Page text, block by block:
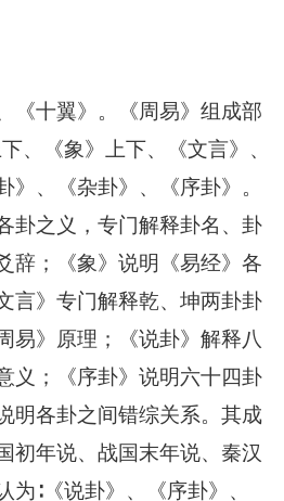
十翼》。《周易》组成部
、《象》上下、《文言》、
》、《杂卦》、《序卦》。
卦之义，专门解释卦名、卦
辞；《象》说明《易经》各
言》专门解释乾、坤两卦卦
易》原理；《说卦》解释八
义；《序卦》说明六十四卦
明各卦之间错综关系。其成
初年说、战国末年说、秦汉
为∶《说卦》、《序卦》、